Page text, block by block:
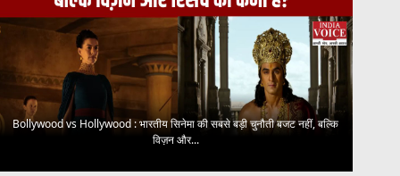
Bollywood vs Hollywood : भारतीय सिनेमा की सबसे बड़ी चुनौती बजट नहीं, बल्कि
विज़न और...